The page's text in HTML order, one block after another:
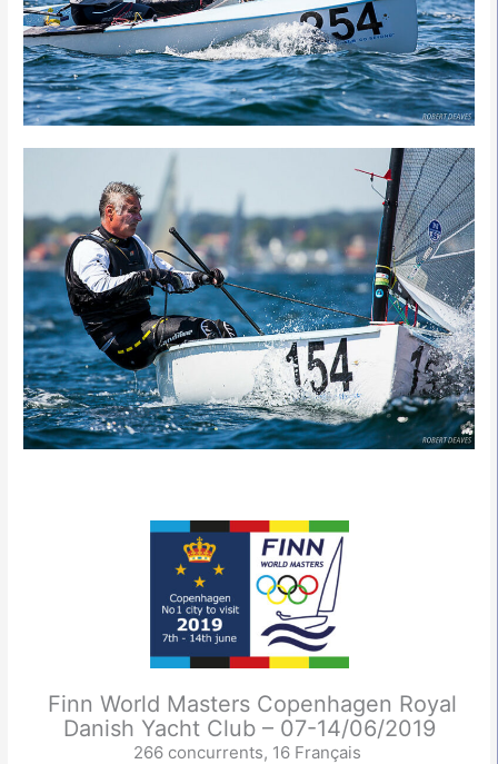
Finn World Masters Copenhagen Royal
Danish Yacht Club – 07-14/06/2019
266 concurrents, 16 Français